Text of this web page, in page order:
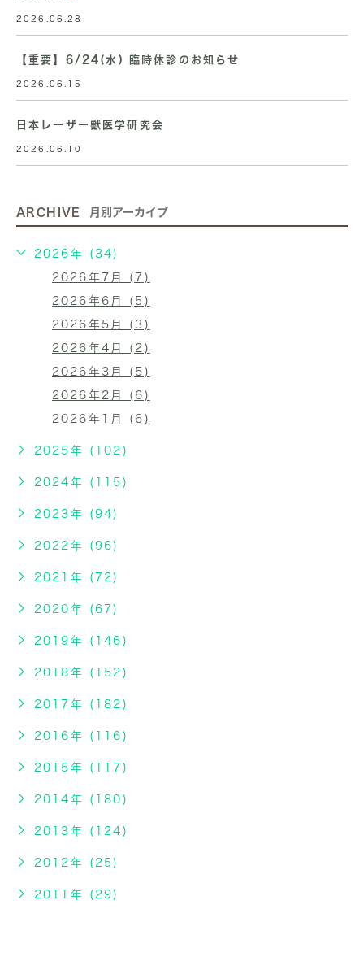
2026.06.28
【重要】6/24(水) 臨時休診のお知らせ
2026.06.15
日本レーザー獣医学研究会
2026.06.10
ARCHIVE 月別アーカイブ
2026年 (34)
2026年7月 (7)
2026年6月 (5)
2026年5月 (3)
2026年4月 (2)
2026年3月 (5)
2026年2月 (6)
2026年1月 (6)
2025年 (102)
2024年 (115)
2023年 (94)
2022年 (96)
2021年 (72)
2020年 (67)
2019年 (146)
2018年 (152)
2017年 (182)
2016年 (116)
2015年 (117)
2014年 (180)
2013年 (124)
2012年 (25)
2011年 (29)